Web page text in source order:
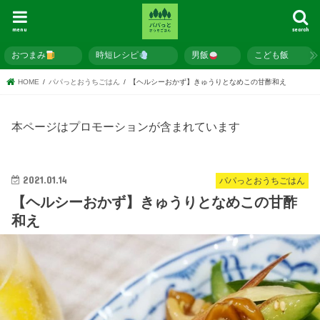
search
menu
おつまみ 時短レシピ 男飯 こども飯
HOME パパっとおうちごはん 【ヘルシーおかず】きゅうりとなめこの甘酢和え
本ページはプロモーションが含まれています
パパっとおうちごはん
2021.01.14
【ヘルシーおかず】きゅうりとなめこの甘酢
和え